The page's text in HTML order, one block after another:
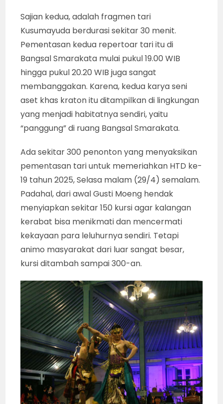
Sajian kedua, adalah fragmen tari
Kusumayuda berdurasi sekitar 30 menit.
Pementasan kedua repertoar tari itu di
Bangsal Smarakata mulai pukul 19.00 WIB
hingga pukul 20.20 WIB juga sangat
membanggakan. Karena, kedua karya seni
aset khas kraton itu ditampilkan di lingkungan
yang menjadi habitatnya sendiri, yaitu
“panggung” di ruang Bangsal Smarakata.
Ada sekitar 300 penonton yang menyaksikan
pementasan tari untuk memeriahkan HTD ke-
19 tahun 2025, Selasa malam (29/4) semalam.
Padahal, dari awal Gusti Moeng hendak
menyiapkan sekitar 150 kursi agar kalangan
kerabat bisa menikmati dan mencermati
kekayaan para leluhurnya sendiri. Tetapi
animo masyarakat dari luar sangat besar,
kursi ditambah sampai 300-an.